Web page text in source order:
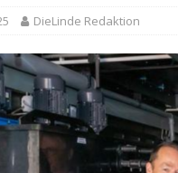
DieLinde Redaktion